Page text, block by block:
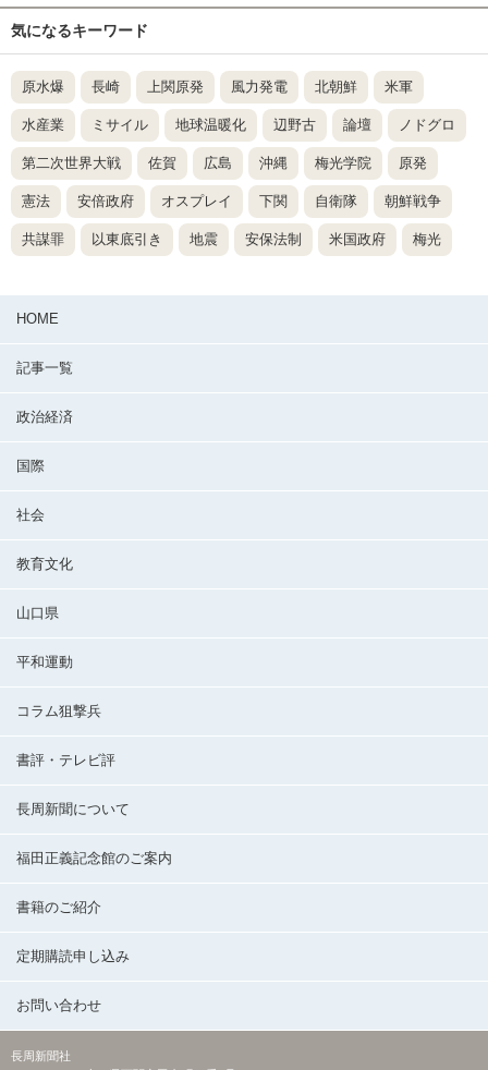
気になるキーワード
原水爆 長崎 上関原発 風力発電 北朝鮮 米軍
水産業 ミサイル 地球温暖化 辺野古 論壇 ノドグロ
第二次世界大戦 佐賀 広島 沖縄 梅光学院 原発
憲法 安倍政府 オスプレイ 下関 自衛隊 朝鮮戦争
共謀罪 以東底引き 地震 安保法制 米国政府 梅光
HOME
記事一覧
政治経済
国際
社会
教育文化
山口県
平和運動
コラム狙撃兵
書評・テレビ評
長周新聞について
福田正義記念館のご案内
書籍のご紹介
定期購読申し込み
お問い合わせ
長周新聞社